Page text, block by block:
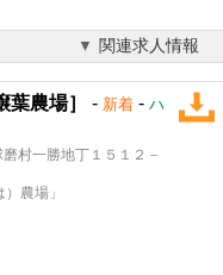
関連求人情報
農場］ - 新着 - ハ
村一勝地丁１５１２－
農場」